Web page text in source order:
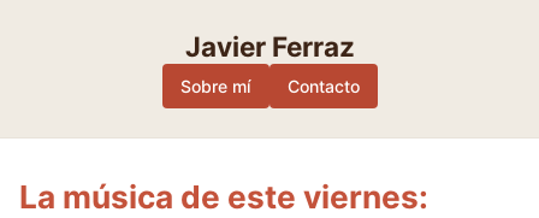
Javier Ferraz
Sobre mí Contacto
La música de este viernes: